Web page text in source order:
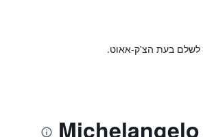
לשלם בעת הצ'ק-אאוט.